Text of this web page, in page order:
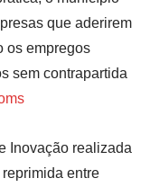
que aderirem
os empregos
sem contrapartida
Inovação realizada
entre